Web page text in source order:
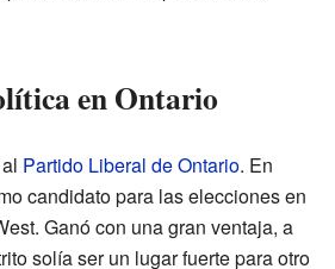
en Ontario
Partido Liberal de Ontario. En
candidato para las elecciones en
Ganó con una gran ventaja, a
solía ser un lugar fuerte para otro